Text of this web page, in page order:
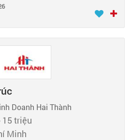
Doanh Hai Thành
15 triệu
Minh